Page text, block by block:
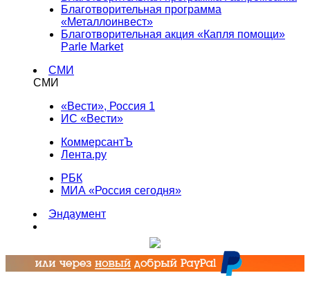
Благотворительная программа
«Металлоинвест»
Благотворительная акция «Капля помощи»
Parle Market
СМИ
СМИ
«Вести», Россия 1
ИС «Вести»
КоммерсантЪ
Лента.ру
РБК
МИА «Россия сегодня»
Эндаумент